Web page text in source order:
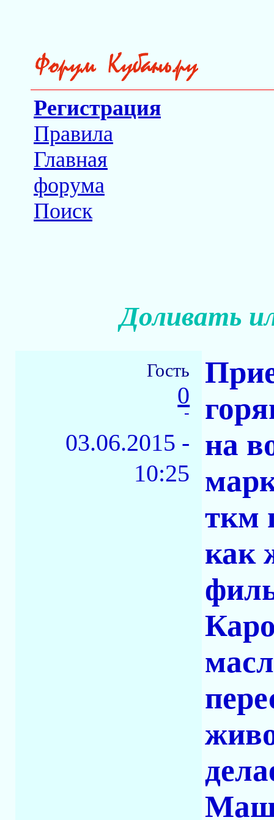
Регистрация
Правила
Главная
форума
Поиск
Доливать
Гость
0
-
03.06.2015 -
10:25
на
ткм
как